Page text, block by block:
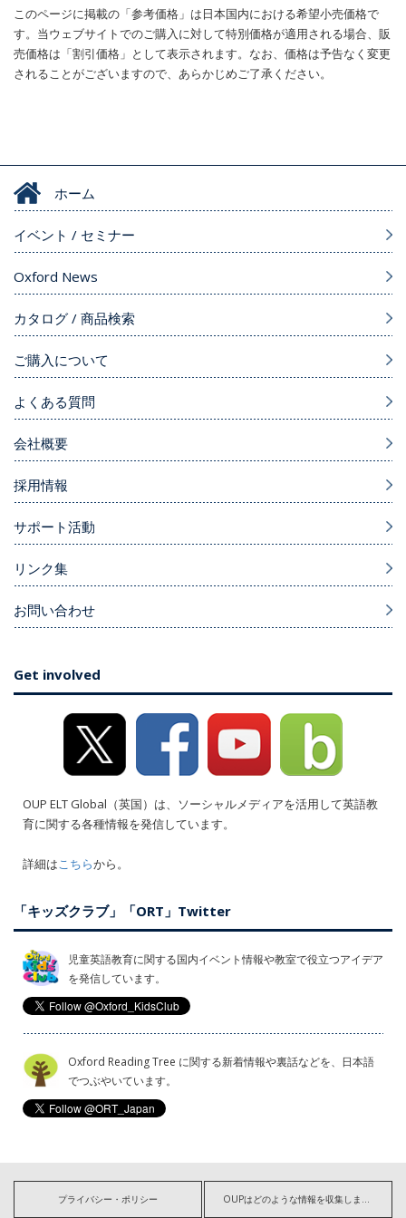
このページに掲載の「参考価格」は日本国内における希望小売価格で
す。当ウェブサイトでのご購入に対して特別価格が適用される場合、販
売価格は「割引価格」として表示されます。なお、価格は予告なく変更
されることがございますので、あらかじめご了承ください。
ホーム
イベント / セミナー
Oxford News
カタログ / 商品検索
ご購入について
よくある質問
会社概要
採用情報
サポート活動
リンク集
お問い合わせ
Get involved
OUP ELT Global（英国）は、ソーシャルメディアを活用して英語教
育に関する各種情報を発信しています。
詳細はこちらから。
「キッズクラブ」「ORT」Twitter
児童英語教育に関する国内イベント情報や教室で役立つアイデア
を発信しています。
Oxford Reading Tree に関する新着情報や裏話などを、日本語
でつぶやいています。
プライバシー・ポリシー OUPはどのような情報を収集しますか?